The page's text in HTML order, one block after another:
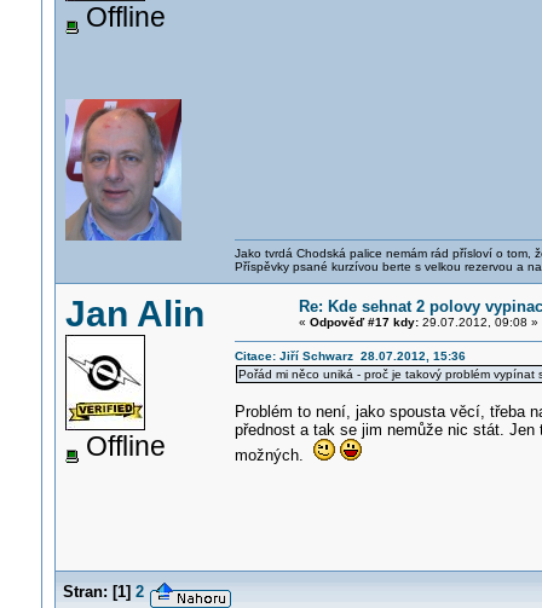
Offline
Jako tvrdá Chodská palice nemám rád přísloví o tom,
Příspěvky psané kurzívou berte s velkou rezervou a
Jan Alin
Offline
Re: Kde sehnat 2 polovy
« Odpověď #17 kdy:29.07.2012, 09:08 »
Citace: Jiří Schwarz 28.07.2012, 15:36
Pořád mi něco uniká - proč je takový problém
Problém to není, jako spousta věcí, třeba
přednost a tak se jim nemůže nic stát.
možných.
Stran: [1] 2